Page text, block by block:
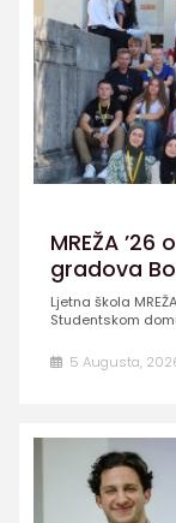
MREŽA
gradova
Ljetna škola
Studentskom
5 Augusta,